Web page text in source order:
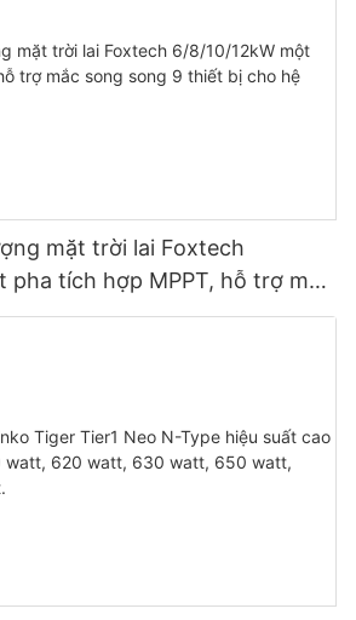
mặt trời lai Foxtech
pha tích hợp MPPT, hỗ trợ mắc
bị cho hệ thống quang điện.